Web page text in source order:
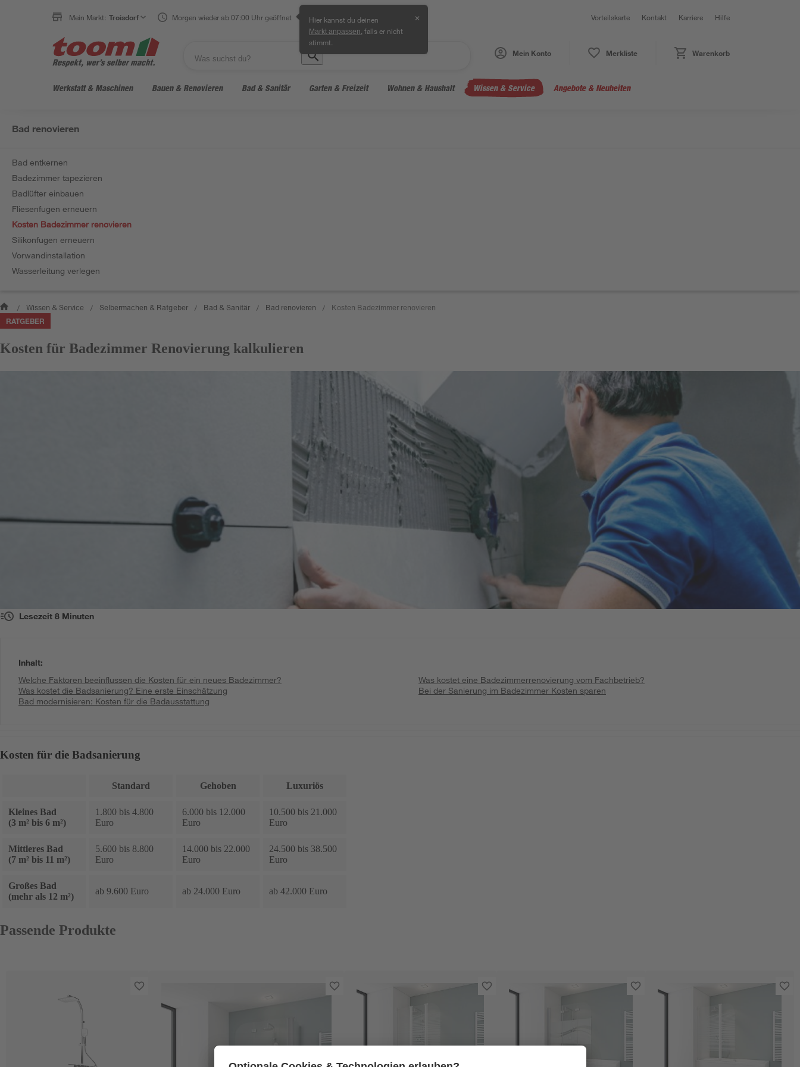
Mein Markt: Troisdorf Morgen wieder ab 07:00 Uhr geöffnet Hier kannst du deinen
Markt anpassen , falls er nicht
stimmt.
✕ Vorteilskarte Kontakt Karriere Hilfe
Mein Konto Merkliste Warenkorb
Werkstatt & Maschinen Bauen & Renovieren Bad & Sanitär Garten & Freizeit Wohnen & Haushalt Wissen & Service Angebote & Neuheiten
Bad renovieren
Bad entkernen
Badezimmer tapezieren
Badlüfter einbauen
Fliesenfugen erneuern
Kosten Badezimmer renovieren
Silikonfugen erneuern
Vorwandinstallation
Wasserleitung verlegen
/ Wissen & Service / Selbermachen & Ratgeber / Bad & Sanitär / Bad renovieren / Kosten Badezimmer renovieren
RATGEBER
Kosten für Badezimmer Renovierung kalkulieren
Lesezeit8 Minuten
Inhalt:
Welche Faktoren beeinflussen die Kosten für ein neues Badezimmer?
Was kostet die Badsanierung? Eine erste Einschätzung
Bad modernisieren: Kosten für die Badausstattung
Was kostet eine Badezimmerrenovierung vom Fachbetrieb?
Bei der Sanierung im Badezimmer Kosten sparen
Kosten für die Badsanierung
Standard Gehoben Luxuriös
Kleines Bad
(3 m² bis 6 m²)
1.800 bis 4.800
Euro
6.000 bis 12.000
Euro
10.500 bis 21.000
Euro
Mittleres Bad
(7 m² bis 11 m²)
5.600 bis 8.800
Euro
14.000 bis 22.000
Euro
24.500 bis 38.500
Euro
Großes Bad
(mehr als 12 m²)
ab 9.600 Euro ab 24.000 Euro ab 42.000 Euro
Passende Produkte